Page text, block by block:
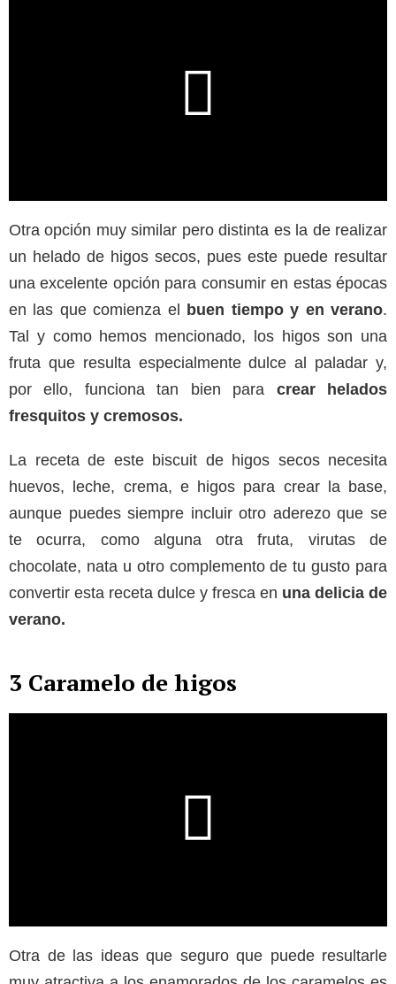
Otra opción muy similar pero distinta es la de realizar
un helado de higos secos, pues este puede resultar
una excelente opción para consumir en estas épocas
en las que comienza el
buen tiempo y en verano.
Tal y como hemos mencionado, los higos son una
fruta que resulta especialmente dulce al paladar y,
por ello, funciona tan bien para crear helados
fresquitos y cremosos.
La receta de este biscuit de higos secos necesita
huevos, leche, crema, e higos para crear la base,
aunque puedes siempre incluir otro aderezo que se
te ocurra, como alguna otra fruta, virutas de
chocolate, nata u otro complemento de tu gusto para
convertir esta receta dulce y fresca en una delicia de
verano.
3 Caramelo de higos
Otra de las ideas que seguro que puede resultarle